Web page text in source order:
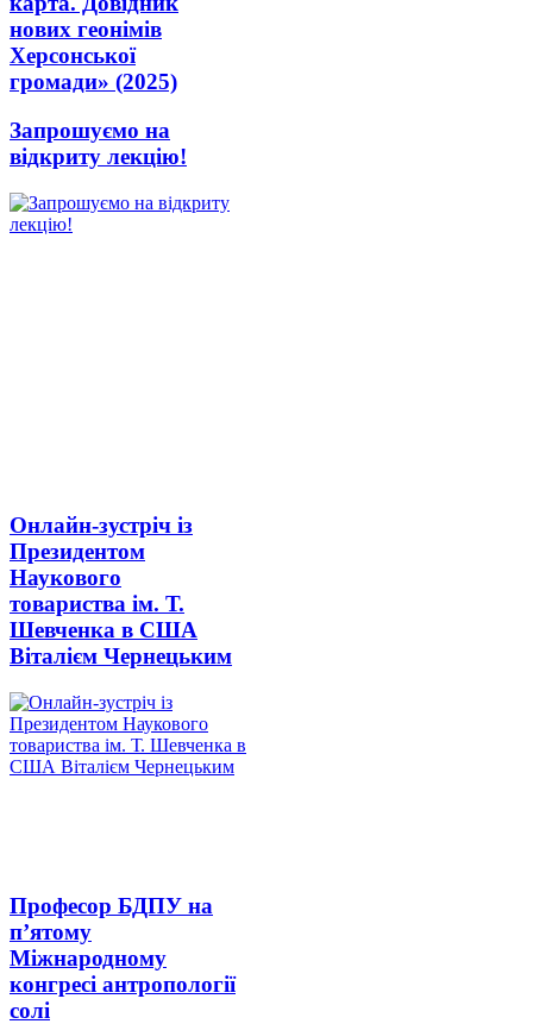
нових геонімів
Херсонської
громади» (2025)
Запрошуємо на
відкриту лекцію!
Онлайн-зустріч із
Президентом
Наукового
товариства ім. Т.
Шевченка в США
Віталієм Чернецьким
Професор БДПУ на
п’ятому
Міжнародному
конгресі антропології
солі